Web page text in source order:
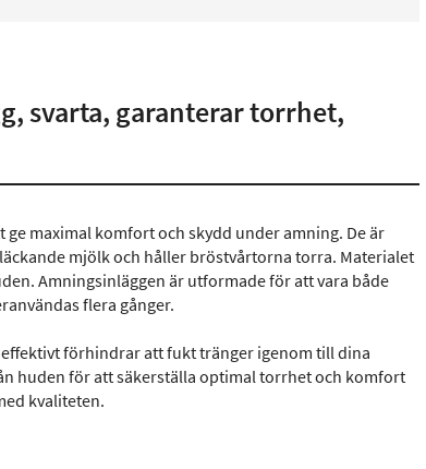
svarta, garanterar torrhet,
maximal komfort och skydd under amning. De är
mjölk och håller bröstvårtorna torra. Materialet
Amningsinläggen är utformade för att vara både
flera gånger.
förhindrar att fukt tränger igenom till dina
huden för att säkerställa optimal torrhet och komfort
kvaliteten.